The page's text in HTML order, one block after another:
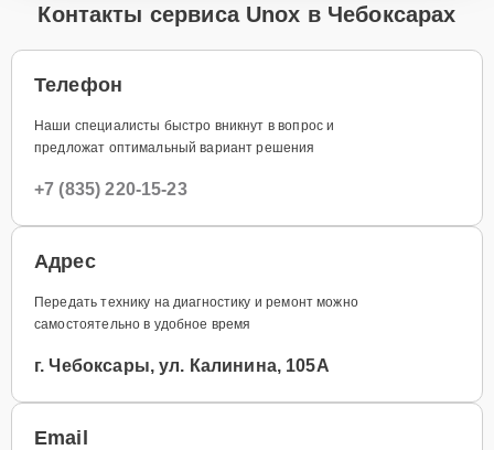
Контакты сервиса Unox в Чебоксарах
Телефон
Наши специалисты быстро вникнут в вопрос и
предложат оптимальный вариант решения
+7 (835) 220-15-23
Адрес
Передать технику на диагностику и ремонт можно
самостоятельно в удобное время
г. Чебоксары, ул. Калинина, 105А
Email